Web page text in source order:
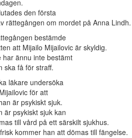
den första
rättegången om mordet på Anna Lindh.
bestämde
att Mijailo Mijailovic är skyldig.
har ännu inte bestämt
ska få för straff.
läkare undersöka
för att
är psykiskt sjuk.
är psykiskt sjuk kan
till vård på ett särskilt sjukhus.
kommer han att dömas till fängelse.